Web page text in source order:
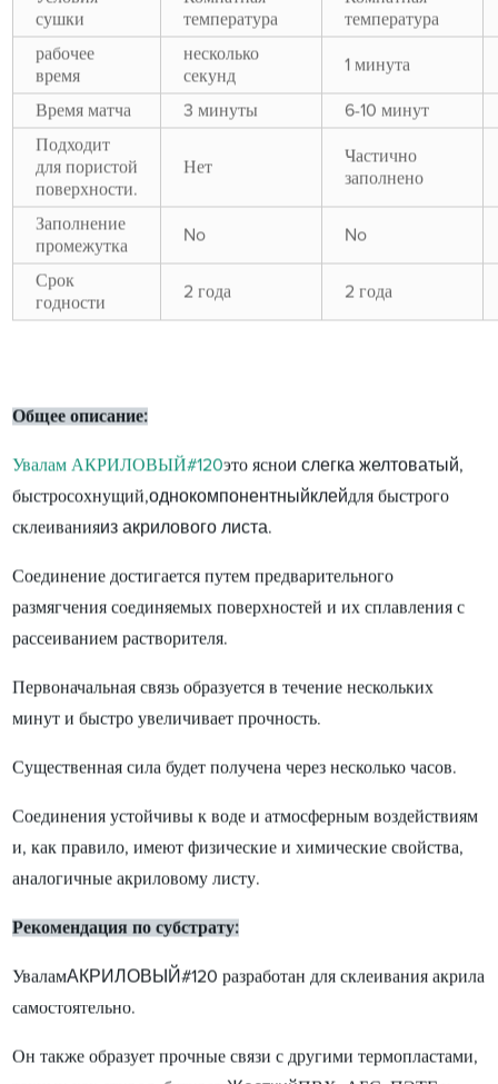
сушки
температура
температура
рабочее
время
несколько
секунд
1 минута
Время матча 3 минуты
6-10 минут
Подходит
для пористой
поверхности.
Нет
Частично
заполнено
Заполнение
промежутка
No No
Срок
годности
2 года 2 года
Общее описание:
Увалам АКРИЛОВЫЙ#120это яснои слегка желтоватый,
быстросохнущий,однокомпонентныйклейдля быстрого
склеиванияиз акрилового листа.
Соединение достигается путем предварительного
размягчения соединяемых поверхностей и их сплавления с
рассеиванием растворителя.
Первоначальная связь образуется в течение нескольких
минут и быстро увеличивает прочность.
Существенная сила будет получена через несколько часов.
Соединения устойчивы к воде и атмосферным воздействиям
и, как правило, имеют физические и химические свойства,
аналогичные акриловому листу.
Рекомендация по субстрату:
УваламАКРИЛОВЫЙ#120 разработан для склеивания акрила
самостоятельно.
Он также образует прочные связи с другими термопластами,